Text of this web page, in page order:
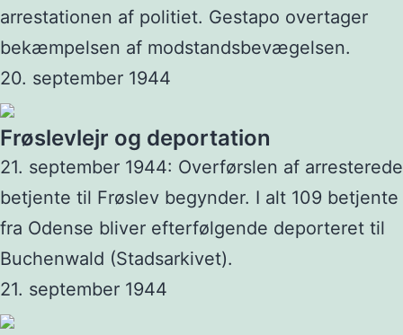
arrestationen af politiet. Gestapo overtager
bekæmpelsen af modstandsbevægelsen.
20. september 1944
Frøslevlejr og deportation
21. september 1944: Overførslen af arresterede
betjente til Frøslev begynder. I alt 109 betjente
fra Odense bliver efterfølgende deporteret til
Buchenwald (Stadsarkivet).
21. september 1944